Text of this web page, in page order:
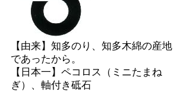
【由来】知多のり、知多木綿の産地
であったから。
【日本一】ペコロス（ミニたまね
ぎ）、軸付き砥石